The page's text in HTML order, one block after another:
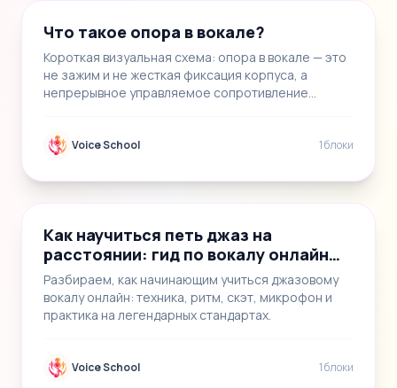
Что такое опора в вокале?
Короткая визуальная схема: опора в вокале — это
не зажим и не жесткая фиксация корпуса, а
непрерывное управляемое сопротивление
Voice School 1 блоки
📝1
Как научиться петь джаз на
расстоянии: гид по вокалу онлайн
для начинающих
Разбираем, как начинающим учиться джазовому
вокалу онлайн: техника, ритм, скэт, микрофон и
практика на легендарных стандартах.
Voice School 1 блоки